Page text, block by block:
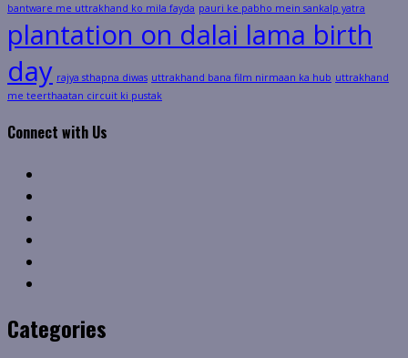
bantware me uttrakhand ko mila fayda pauri ke pabho mein sankalp yatra
plantation on dalai lama birth
day rajya sthapna diwas uttrakhand bana film nirmaan ka hub uttrakhand
me teerthaatan circuit ki pustak
Connect with Us
Categories